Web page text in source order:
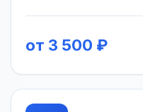
от 3 500 ₽